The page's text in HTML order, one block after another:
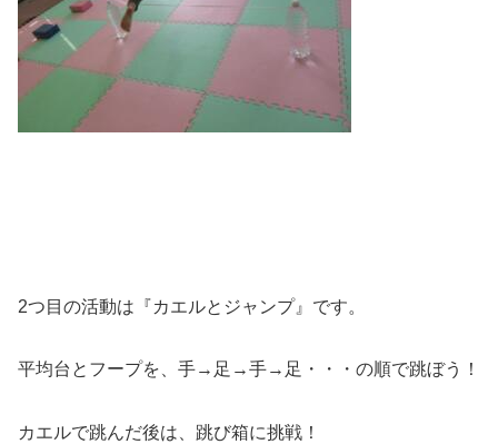
2つ目の活動は『カエルとジャンプ』です。
平均台とフープを、手→足→手→足・・・の順で跳ぼう！
カエルで跳んだ後は、跳び箱に挑戦！